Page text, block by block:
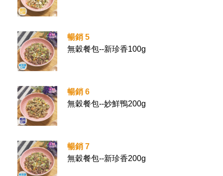
暢銷 5
無穀餐包--新珍香100g
暢銷 6
無穀餐包--妙鮮鴨200g
暢銷 7
無穀餐包--新珍香200g